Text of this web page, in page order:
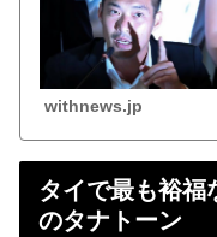
withnews.jp
タイで最も裕福
のタナトーン